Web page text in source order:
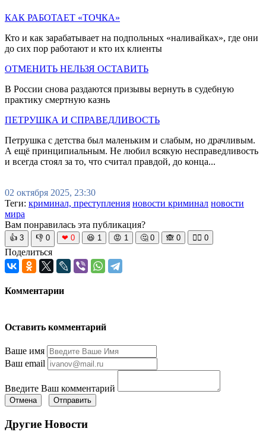
КАК РАБОТАЕТ «ТОЧКА»
Кто и как зарабатывает на подпольных «наливайках», где они
до сих пор работают и кто их клиенты
ОТМЕНИТЬ НЕЛЬЗЯ ОСТАВИТЬ
В России снова раздаются призывы вернуть в судебную
практику смертную казнь
ПЕТРУШКА И СПРАВЕДЛИВОСТЬ
Петрушка с детства был маленьким и слабым, но драчливым.
А ещё принципиальным. Не любил всякую несправедливость
и всегда стоял за то, что считал правдой, до конца...
02 октября 2025, 23:30
Теги: криминал, преступления новости криминал новости
мира
Вам понравилась эта публикация?
👍 3 👎 0 ❤ 0 😆 1 😡 1 🤔 0 🙈 0 🧘‍♀️ 0
Поделиться
Комментарии
Оставить комментарий
Ваше имя
Ваш email
Введите Ваш комментарий
Отмена Отправить
Другие Новости